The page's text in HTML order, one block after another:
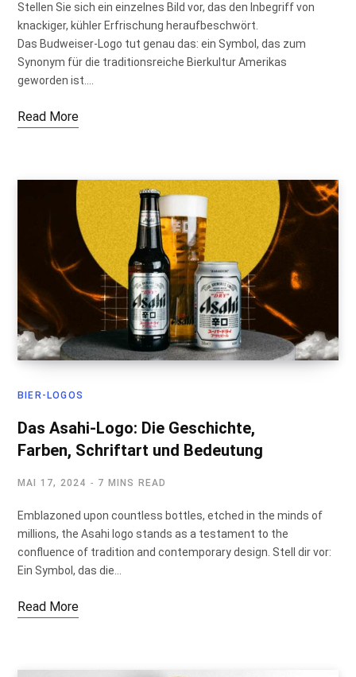
Stellen Sie sich ein einzelnes Bild vor, das den Inbegriff von
knackiger, kühler Erfrischung heraufbeschwört.
Das Budweiser-Logo tut genau das: ein Symbol, das zum
Synonym für die traditionsreiche Bierkultur Amerikas
geworden ist.…
Read More
BIER-LOGOS
Das Asahi-Logo: Die Geschichte,
Farben, Schriftart und Bedeutung
MAI 17, 2024 7 MINS READ
Emblazoned upon countless bottles, etched in the minds of
millions, the Asahi logo stands as a testament to the
confluence of tradition and contemporary design. Stell dir vor:
Ein Symbol, das die…
Read More